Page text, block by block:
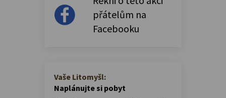
přátelům na
Facebooku
Vaše Litomyšl:
Naplánujte si pobyt